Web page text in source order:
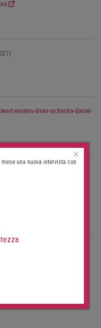
eastern-divan-orchestra-daniel-
mese una nuova
×
una nuova intervista con